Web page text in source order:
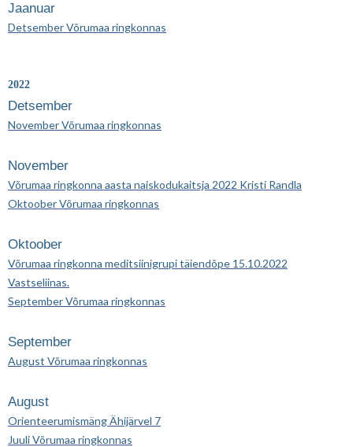
Jaanuar
Detsember Võrumaa ringkonnas
2022
Detsember
November Võrumaa ringkonnas
November
Võrumaa ringkonna aasta naiskodukaitsja 2022 Kristi Randla
Oktoober Võrumaa ringkonnas
Oktoober
Võrumaa ringkonna meditsiinigrupi täiendõpe 15.10.2022
Vastseliinas.
September Võrumaa ringkonnas
September
August Võrumaa ringkonnas
August
Orienteerumismäng Ähijärvel 7
Juuli Võrumaa ringkonnas